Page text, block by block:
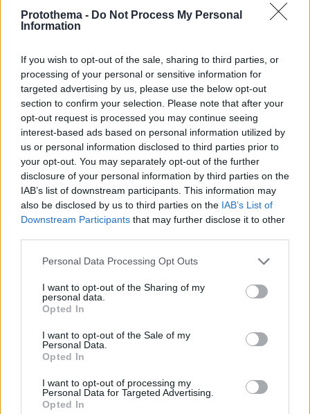
Protothema - Do Not Process My Personal
Information
If you wish to opt-out of the sale, sharing to third parties, or
processing of your personal or sensitive information for
targeted advertising by us, please use the below opt-out
section to confirm your selection. Please note that after your
opt-out request is processed you may continue seeing
interest-based ads based on personal information utilized by
us or personal information disclosed to third parties prior to
your opt-out. You may separately opt-out of the further
disclosure of your personal information by third parties on the
IAB’s list of downstream participants. This information may
also be disclosed by us to third parties on the IAB’s List of
Downstream Participants that may further disclose it to other
Please note that this website/app uses one or more Google
not limited to your visit or usage behaviour. You may click to
grant or deny consent to Google and its third-party tags to
use your data for below specified purposes in below Google
consent section.
Personal Data Processing Opt Outs
I want to opt-out of the Sharing of my
personal data.
Opted In
I want to opt-out of the Sale of my
Personal Data.
Opted In
I want to opt-out of processing my
Personal Data for Targeted Advertising.
Opted In
Μητσοτάκης πάει τις κάλπες για Μάιο
05.08.2026, 10:13
Games
Northern Heights
ΔΕΙΤΕ ΟΛΑ ΤΑ GAMES
Best of Network